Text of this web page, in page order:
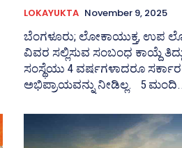
LOKAYUKTA November 9, 2025
ಬೆಂಗಳೂರು; ಲೋಕಾಯುಕ್ತ, ಉಪ
ವಿವರ ಸಲ್ಲಿಸುವ ಸಂಬಂಧ ಕಾಯ್ದೆ
ಸಂಸ್ಥೆಯು 4 ವರ್ಷಗಳಾದರೂ
ಅಭಿಪ್ರಾಯವನ್ನು ನೀಡಿಲ್ಲ. 5